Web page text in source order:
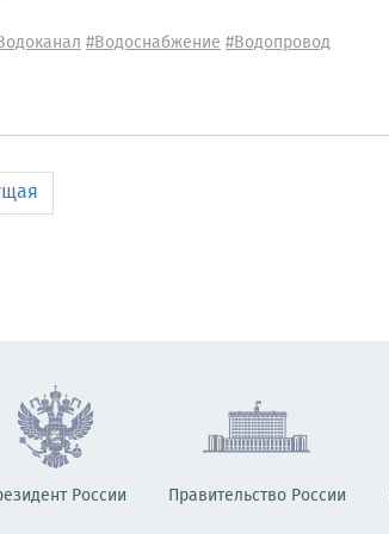
#Водоснабжение#Водопровод
России Правительство России